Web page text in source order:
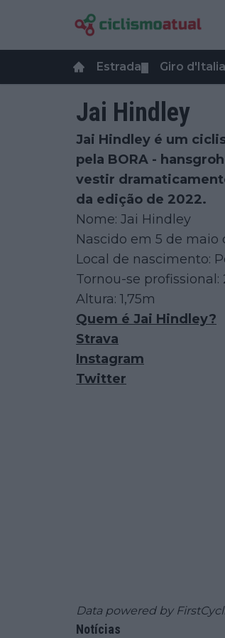
Estrada Giro
Jai Hindley
Jai Hindley é um
pela BORA -
vestir
da edição de 2022.
Nome: Jai Hindley
Nascido em 5 de maio
Local de nascimento:
Tornou-se profissional:
Altura: 1,75m
Quem é Jai Hindley?
Strava
Instagram
Twitter
Data powered by
Notícias